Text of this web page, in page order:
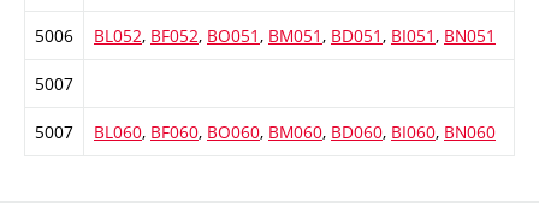
5006 BL052, BF052, BO051 , BM051 , BD051 , BI051 , BN051
5007
5007 BL060, BF060, BO060, BM060, BD060, BI060, BN060